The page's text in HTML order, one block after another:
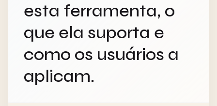
esta ferramenta, o
que ela suporta e
como os usuários a
aplicam.